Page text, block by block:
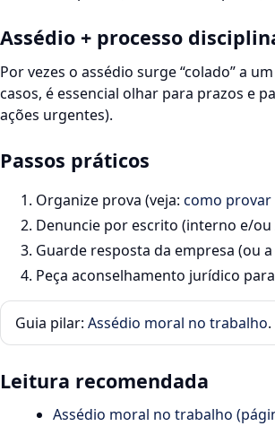
Assédio + processo
Por vezes o assédio surge “colado” a um
casos, é essencial olhar para prazos e
ações urgentes).
Passos práticos
Organize prova (veja: como provar
Denuncie por escrito (interno e/ou
Guarde resposta da empresa (ou
Peça aconselhamento jurídico
Guia pilar: Assédio moral no trabalho.
Leitura recomendada
Assédio moral no trabalho